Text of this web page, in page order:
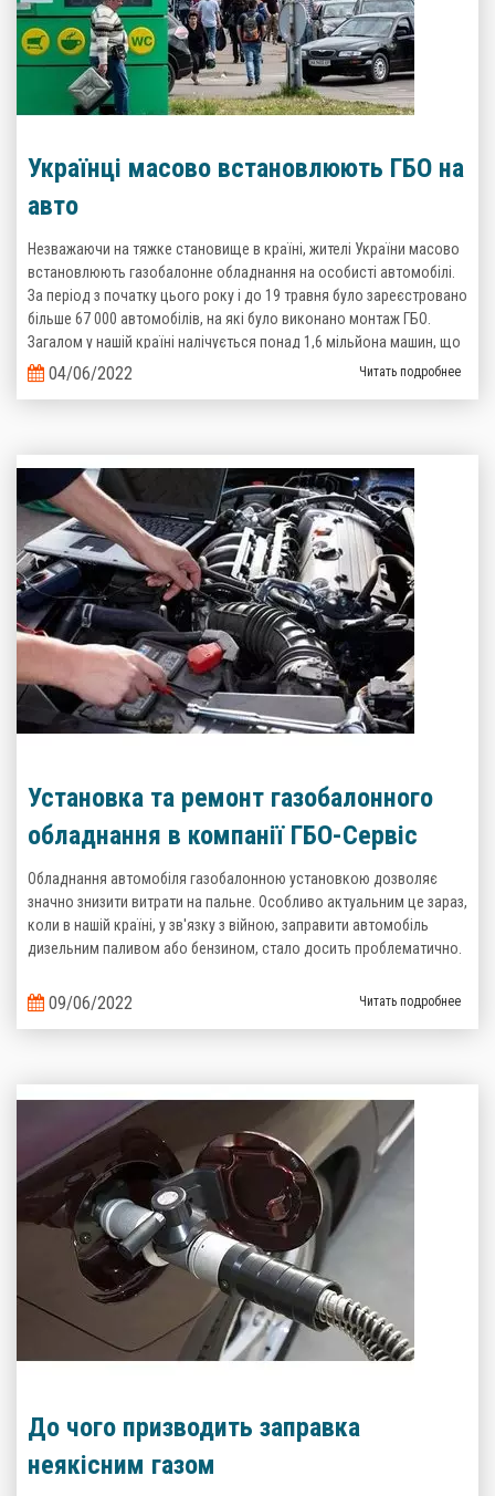
Українці масово встановлюють ГБО на
авто
Незважаючи на тяжке становище в країні, жителі України масово
встановлюють газобалонне обладнання на особисті автомобілі.
За період з початку цього року і до 19 травня було зареєстровано
більше 67 000 автомобілів, на які було виконано монтаж ГБО.
Загалом у нашій країні налічується понад 1,6 мільйона машин, що
пересуваються на зрідженому газі. Такі дані надані Головним
сервісним центром Міністерства Внутрішніх справ України.
04/06/2022 Читать подробнее
Установка та ремонт газобалонного
обладнання в компанії ГБО-Сервіс
Обладнання автомобіля газобалонною установкою дозволяє
значно знизити витрати на пальне. Особливо актуальним це зараз,
коли в нашій країні, у зв'язку з війною, заправити автомобіль
дизельним паливом або бензином, стало досить проблематично.
09/06/2022 Читать подробнее
До чого призводить заправка
неякісним газом